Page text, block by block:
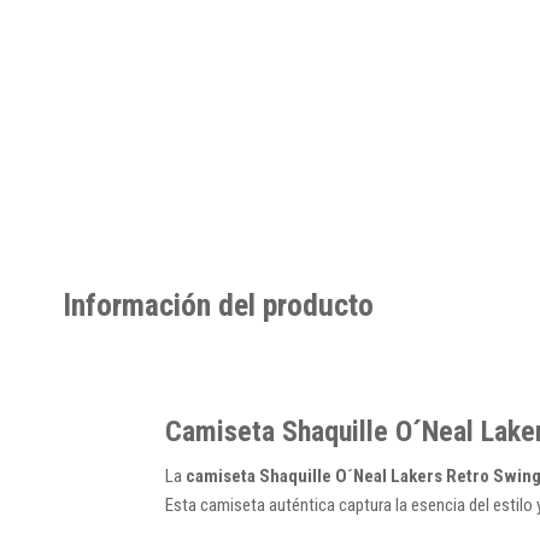
Información del producto
Camiseta Shaquille O´Neal
La camiseta Shaquille O´Neal Lakers Retro
Esta camiseta auténtica captura la esencia del